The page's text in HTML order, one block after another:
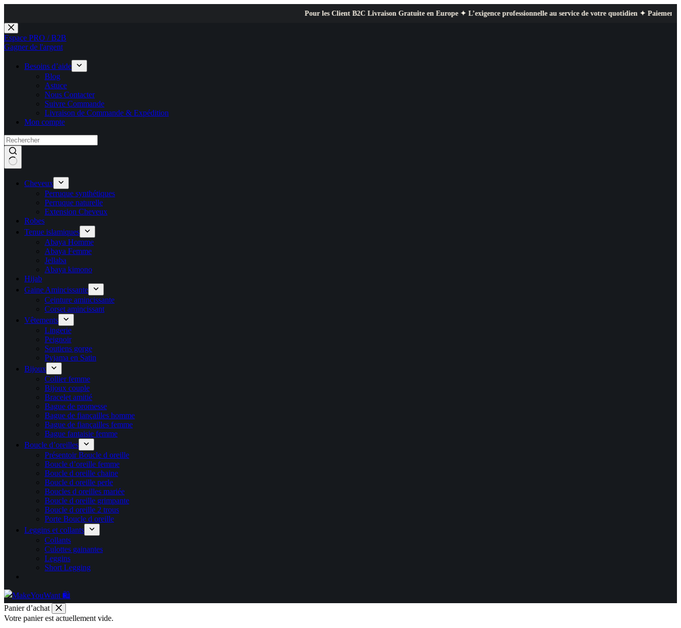
Pour les Client B2C Livraison Gratuite en Europe ✦ L’exigence professionnelle au service de votre quotidien ✦ Paiement sécurisé ✦
Passer
au
contenu
Espace PRO / B2B
Gagner de l'argent
Besoins d’aide
Blog
Astuce
Nous Contacter
Suivre Commande
Livraison de Commande & Expédition
Mon compte
Cheveux
Perruque synthétiques
Perruque naturelle
Extension Cheveux
Robes
Tenue islamiques
Abaya Homme
Abaya Femme
Jellaba
Abaya kimono
Hijab
Gaine Amincissante
Ceinture amincissante
Corset amincissant
Vêtements
Lingerie
Peignoir
Soutiens gorge
Pyjama en Satin
Bijoux
Collier femme
Bijoux couple
Bracelet amitié
Bague de promesse
Bague de fiançailles homme
Bague de fiançailles femme
Bague fantaisie femme
Boucle d’oreilles
Présentoir Boucle d oreille
Boucle d’oreille femme
Boucle d oreille chaine
Boucle d oreille perle
Boucles d oreilles mariée
Boucle d oreille grimpante
Boucle d oreille 2 trous
Porte Boucle d oreille
Leggins et collants
Collants
Culottes gainantes
Leggins
Short Legging
Panier d’achat
Votre panier est actuellement vide.